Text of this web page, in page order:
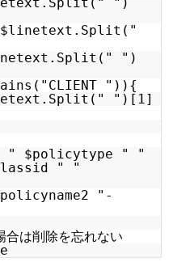
")
")){
")[1]
" " $policytype " "
" "
"-
は削除を忘れない